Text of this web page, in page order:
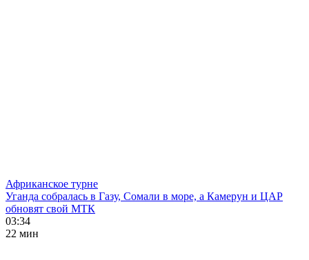
Африканское турне
Уганда собралась в Газу, Сомали в море, а Камерун и ЦАР
обновят свой МТК
03:34
22 мин